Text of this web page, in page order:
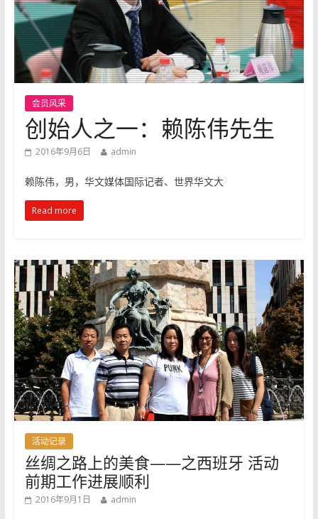
会员风采
创始人之一：赖陈伟先生
2016年9月6日 admin
赖陈伟，男，华文媒体国际记者、世界华文大
Read more
活动记录
丝绸之路上的美食——之西班牙 活动
前期工作进展顺利
2016年9月1日 admin